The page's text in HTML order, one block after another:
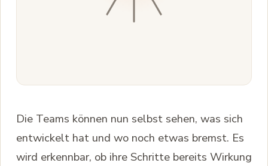
Die Teams können nun selbst sehen, was sich
entwickelt hat und wo noch etwas bremst. Es
wird erkennbar, ob ihre Schritte bereits Wirkung